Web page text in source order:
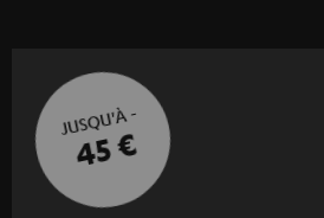
JUSQU'À -
45 €